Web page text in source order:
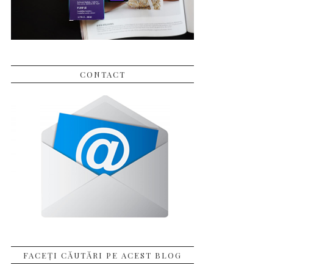
CONTACT
FACEȚI CĂUTĂRI PE ACEST BLOG